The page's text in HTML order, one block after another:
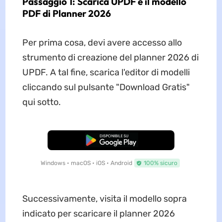
PDF di Planner 2026
Per prima cosa, devi avere accesso allo
strumento di creazione del planner 2026 di
UPDF. A tal fine, scarica l'editor di modelli
cliccando sul pulsante "Download Gratis"
qui sotto.
Download Gratis
Windows • macOS • iOS • Android 100% sicuro
Successivamente, visita il modello sopra
indicato per scaricare il planner 2026